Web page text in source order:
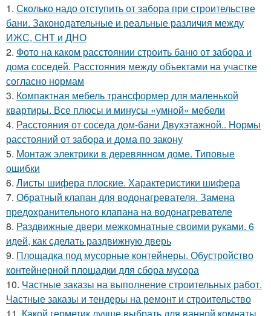
1. Сколько надо отступить от забора при строительстве
бани. Законодательные и реальные различия между
ИЖС, СНТ и ДНО
2. Фото на каком расстоянии строить баню от забора и
дома соседей. Расстояния между объектами на участке
согласно нормам
3. Компактная мебель трансформер для маленькой
квартиры. Все плюсы и минусы «умной» мебели
4. Расстояния от соседа дом-бани Двухэтажной.. Нормы
расстояний от забора и дома по закону
5. Монтаж электрики в деревянном доме. Типовые
ошибки
6. Листы шифера плоские. Характеристики шифера
7. Обратный клапан для водонагревателя. Замена
предохранительного клапана на водонагревателе
8. Раздвижные двери межкомнатные своими руками. 6
идей, как сделать раздвижную дверь
9. Площадка под мусорные контейнеры. Обустройство
контейнерной площадки для сбора мусора
10. Частные заказы на выполнение строительных работ.
Частные заказы и тендеры на ремонт и строительство
11. Какой герметик лучше выбрать для ванной комнаты.